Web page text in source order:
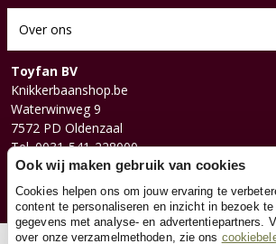
Over ons
Toyfan BV
Knikkerbaanshop.be
Waterwinweg 9
7572 PD Oldenzaal
Tel. 0031-541-228000
Facebook
Instagram
Ook wij maken gebruik van cookies
Cookies helpen ons om jouw ervaring te
content te personaliseren en inzicht in bezoek
gegevens met analyse- en advertentiepartners.
over onze verzamelmethoden, zie ons